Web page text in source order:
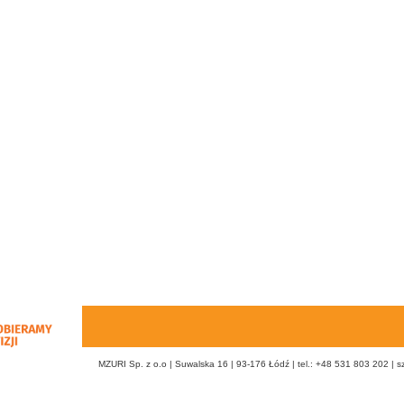
MZURI Sp. z o.o | Suwalska 16 | 93-176 Łódź | tel.: +48 531 803 202 |